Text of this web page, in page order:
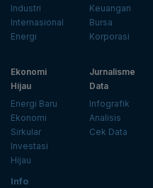
Industri
Internasional
Energi
Keuangan
Bursa
Korporasi
Ekonomi
Hijau
Energi Baru
Ekonomi
Sirkular
Investasi
Hijau
Jurnalisme
Data
Infografik
Analisis
Cek Data
Info